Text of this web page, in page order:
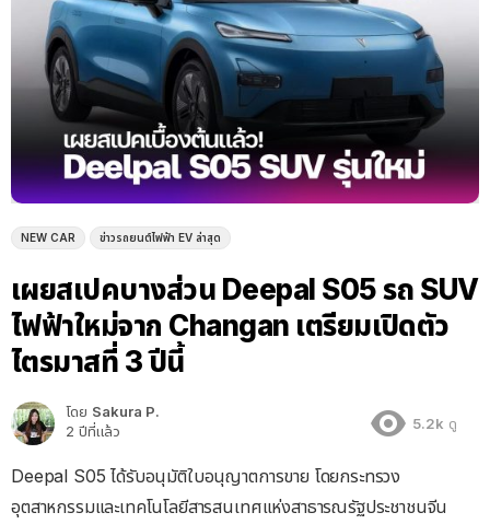
NEW CAR ข่าวรถยนต์ไฟฟ้า EV ล่าสุด
เผยสเปคบางส่วน Deepal S05 รถ SUV
ไฟฟ้าใหม่จาก Changan เตรียมเปิดตัว
ไตรมาสที่ 3 ปีนี้
โดย Sakura P.
2 ปีที่แล้ว
5.2k ดู
Deepal S05 ได้รับอนุมัติใบอนุญาตการขาย โดยกระทรวง
อุตสาหกรรมและเทคโนโลยีสารสนเทศแห่งสาธารณรัฐประชาชนจีน